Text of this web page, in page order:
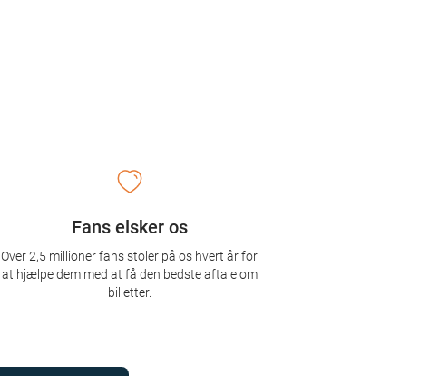
Fans elsker os
Over 2,5 millioner fans stoler på os hvert år for
at hjælpe dem med at få den bedste aftale om
billetter.